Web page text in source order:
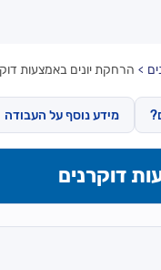
הרחקת יונים באמצעות
מידע נוסף על העבודה
דוקרנים